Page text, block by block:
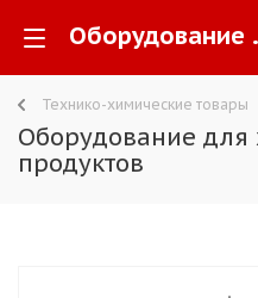
Технико-химические товары
Оборудование для
продуктов